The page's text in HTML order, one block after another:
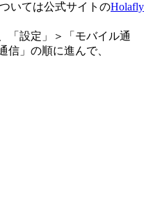
いては公式サイトのHolafly
「設定」＞「モバイル通
信」の順に進んで、